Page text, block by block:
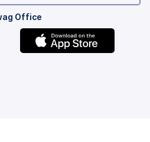
Office